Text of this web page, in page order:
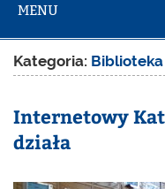
MENU
Kategoria: Biblioteka
Internetowy
działa